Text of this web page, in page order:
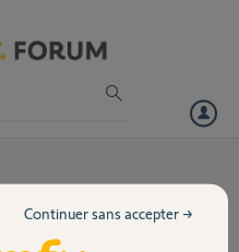
une motorisation
les charnières
Continuer sans accepter →